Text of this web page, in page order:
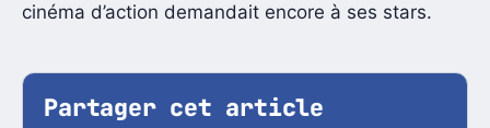
cinéma d’action demandait encore à ses stars.
Partager cet article